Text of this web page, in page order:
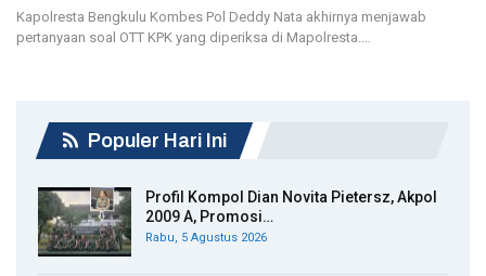
Kapolresta Bengkulu Kombes Pol Deddy Nata akhirnya menjawab
pertanyaan soal OTT KPK yang diperiksa di Mapolresta.…
Populer Hari Ini
Profil Kompol Dian Novita Pietersz, Akpol
2009 A, Promosi…
Rabu, 5 Agustus 2026